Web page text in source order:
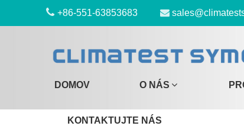
+86-551-63853683
DOMOV O NÁS
KONTAKTUJTE NÁS